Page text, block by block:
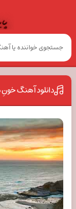
دانلود آهنگ